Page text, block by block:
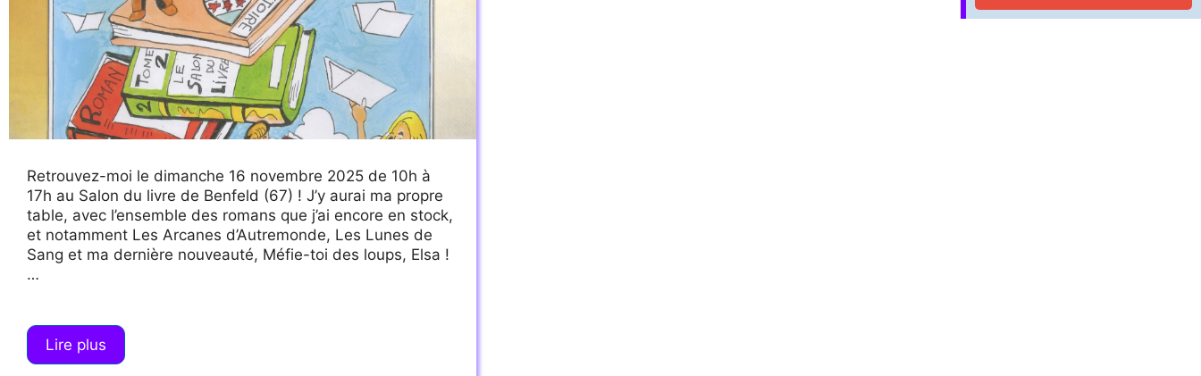
Retrouvez-moi le dimanche 16 novembre 2025 de 10h à
17h au Salon du livre de Benfeld (67) ! J’y aurai ma propre
table, avec l’ensemble des romans que j’ai encore en stock,
et notamment Les Arcanes d’Autremonde, Les Lunes de
Sang et ma dernière nouveauté, Méfie-toi des loups, Elsa !
…
Lire plus